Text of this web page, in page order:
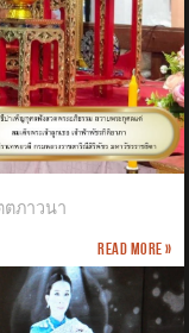
ภาวนา
Read more »